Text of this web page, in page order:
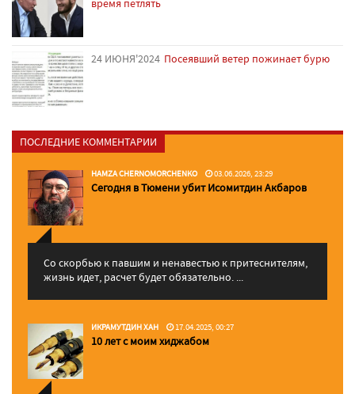
время петлять
24 ИЮНЯ'2024 Посеявший ветер пожинает бурю
ПОСЛЕДНИЕ КОММЕНТАРИИ
HAMZA CHERNOMORCHENKO 03.06.2026, 23:29
Сегодня в Тюмени убит Исомитдин Акбаров
Со скорбью к павшим и ненавестью к притеснителям,
жизнь идет, расчет будет обязательно. ...
ИКРАМУТДИН ХАН 17.04.2025, 00:27
10 лет с моим хиджабом